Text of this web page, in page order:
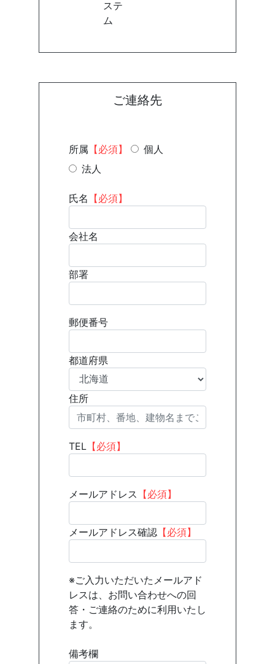
ステ
ム
ご連絡先
所属 【必須】
個人
法人
氏名 【必須】
会社名
部署
郵便番号
都道府県
住所
TEL 【必須】
メールアドレス 【必須】
メールアドレス確認 【必須】
※ご入力いただいたメールアド
レスは、お問い合わせへの回
答・ご連絡のために利用いたし
ます。
備考欄